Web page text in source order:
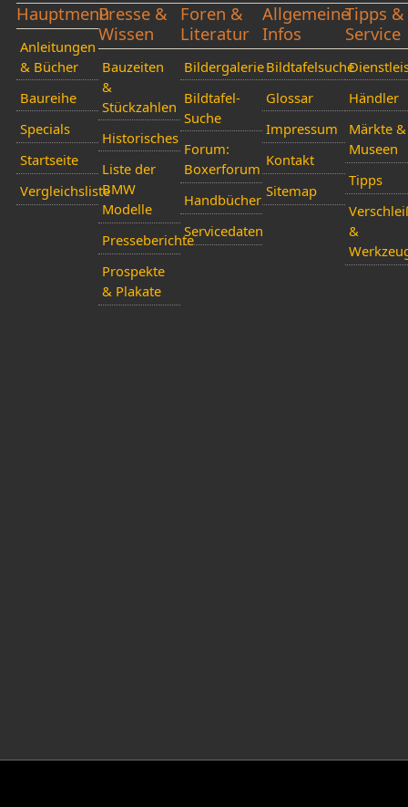
Hauptmenü
Anleitungen
& Bücher
Baureihe
Specials
Startseite
Vergleichsliste
Presse &
Wissen
Bauzeiten
&
Stückzahlen
Historisches
Liste der
BMW
Modelle
Presseberichte
Prospekte
& Plakate
Foren &
Literatur
Bildergalerie
Bildtafel-
Suche
Forum:
Boxerforum
Handbücher
Servicedaten
Allgemeine
Infos
Bildtafelsuche
Glossar
Impressum
Kontakt
Sitemap
Tipps &
Service
Händler
Märkte &
Museen
Tipps
&